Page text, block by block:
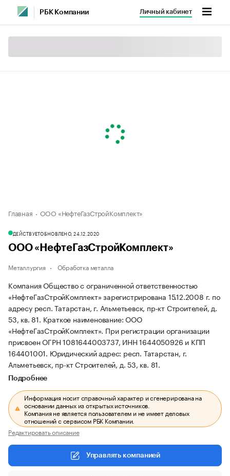
РБК Компании Личный кабинет
Главная ООО «НефтеГазСтройКомплект»
ДЕЙСТВУЕТОБНОВЛЕНО, 24.12.2020
ООО «НефтеГазСтройКомплект»
Металлургия Обработка металла
Компания Общество с ограниченной ответственностью
«НефтеГазСтройКомплект» зарегистрирована 15.12.2008 г. по
адресу респ. Татарстан, г. Альметьевск, пр-кт Строителей, д.
53, кв. 81. Краткое наименование: ООО
«НефтеГазСтройКомплект». При регистрации организации
присвоен ОГРН 1081644003737, ИНН 1644050926 и КПП
164401001. Юридический адрес: респ. Татарстан, г.
Альметьевск, пр-кт Строителей, д. 53, кв. 81.
Подробнее
Информация носит справочный характер и сгенерирована на
основании данных из открытых источников.
Компания не является пользователем и не имеет деловых
отношений с сервисом РБК Компании.
Редактировать описание
Управлять компанией